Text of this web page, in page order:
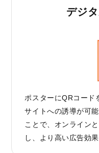
デジ
ポスターにQRコード
サイトへの誘導が可
ことで、オンライン
し、より高い広告効